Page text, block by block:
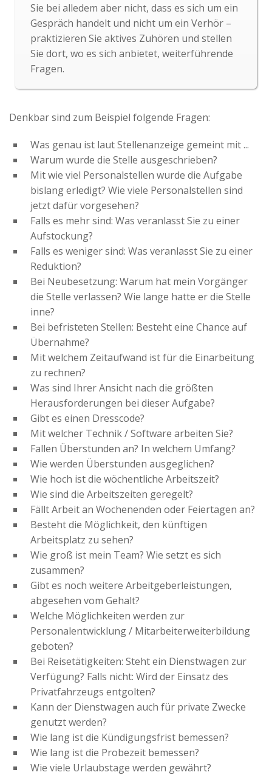
Sie bei alledem aber nicht, dass es sich um ein
Gespräch handelt und nicht um ein Verhör –
praktizieren Sie aktives Zuhören und stellen
Sie dort, wo es sich anbietet, weiterführende
Fragen.
Denkbar sind zum Beispiel folgende Fragen:
Was genau ist laut Stellenanzeige gemeint mit ...
Warum wurde die Stelle ausgeschrieben?
Mit wie viel Personalstellen wurde die Aufgabe
bislang erledigt? Wie viele Personalstellen sind
jetzt dafür vorgesehen?
Falls es mehr sind: Was veranlasst Sie zu einer
Aufstockung?
Falls es weniger sind: Was veranlasst Sie zu einer
Reduktion?
Bei Neubesetzung: Warum hat mein Vorgänger
die Stelle verlassen? Wie lange hatte er die Stelle
inne?
Bei befristeten Stellen: Besteht eine Chance auf
Übernahme?
Mit welchem Zeitaufwand ist für die Einarbeitung
zu rechnen?
Was sind Ihrer Ansicht nach die größten
Herausforderungen bei dieser Aufgabe?
Gibt es einen Dresscode?
Mit welcher Technik / Software arbeiten Sie?
Fallen Überstunden an? In welchem Umfang?
Wie werden Überstunden ausgeglichen?
Wie hoch ist die wöchentliche Arbeitszeit?
Wie sind die Arbeitszeiten geregelt?
Fällt Arbeit an Wochenenden oder Feiertagen an?
Besteht die Möglichkeit, den künftigen
Arbeitsplatz zu sehen?
Wie groß ist mein Team? Wie setzt es sich
zusammen?
Gibt es noch weitere Arbeitgeberleistungen,
abgesehen vom Gehalt?
Welche Möglichkeiten werden zur
Personalentwicklung / Mitarbeiterweiterbildung
geboten?
Bei Reisetätigkeiten: Steht ein Dienstwagen zur
Verfügung? Falls nicht: Wird der Einsatz des
Privatfahrzeugs entgolten?
Kann der Dienstwagen auch für private Zwecke
genutzt werden?
Wie lang ist die Kündigungsfrist bemessen?
Wie lang ist die Probezeit bemessen?
Wie viele Urlaubstage werden gewährt?